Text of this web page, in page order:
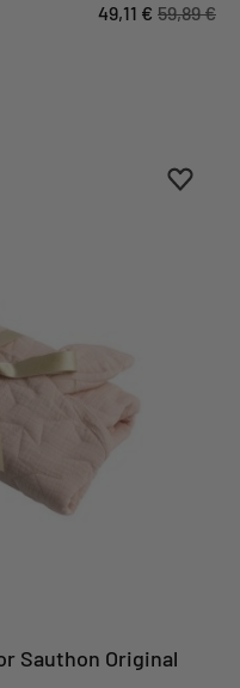
49,11 € 59,89 €
borrar
Sauthon Original